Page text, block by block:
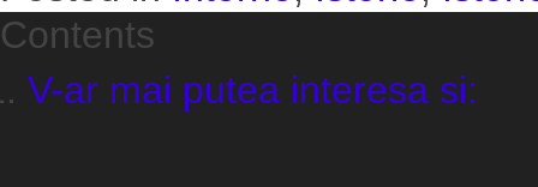
Contents
V-ar mai putea interesa si: